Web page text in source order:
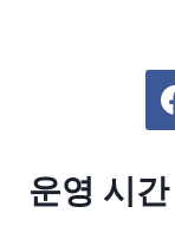
운영 시간